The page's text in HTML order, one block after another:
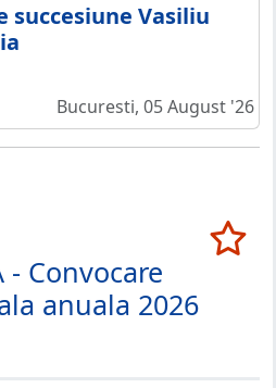
succesiune Vasiliu
Bucuresti, 05 August '26
- Convocare
anuala 2026